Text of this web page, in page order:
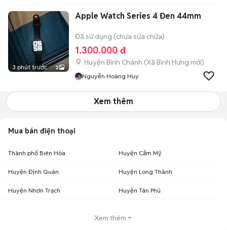
3 phút trước 2
Apple Watch Series 4 Đen 44mm
Đã sử dụng (chưa sửa chữa)
1.300.000 đ
Huyện Bình Chánh (Xã Bình Hưng mới)
Nguyễn Hoàng Huy
Xem thêm
Mua bán điện thoại
Thành phố Biên Hòa Huyện Cẩm Mỹ
Huyện Định Quán Huyện Long Thành
Huyện Nhơn Trạch Huyện Tân Phú
Xem thêm